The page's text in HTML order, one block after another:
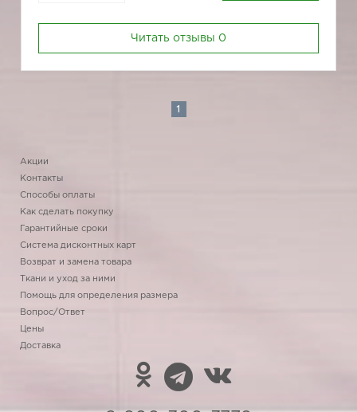
Читать отзывы 0
1
Акции
Контакты
Способы оплаты
Как сделать покупку
Гарантийные сроки
Система дисконтных карт
Возврат и замена товара
Ткани и уход за ними
Помощь для определения размера
Вопрос/Ответ
Цены
Доставка